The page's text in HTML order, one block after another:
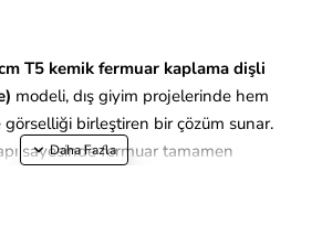
T5 kemik fermuar kaplama dişli
modeli, dış giyim projelerinde hem
görselliği birleştiren bir çözüm sunar.
sayesinde fermuar tamamen